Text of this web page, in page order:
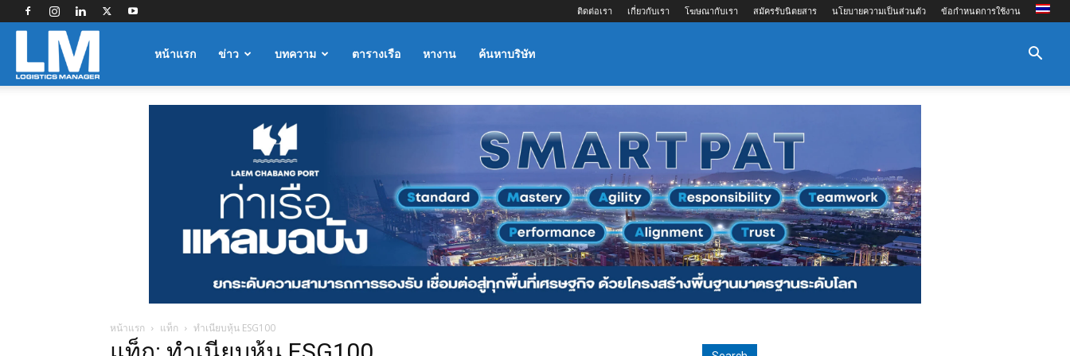
ติดต่อเรา เกี่ยวกับเรา โฆษณากับเรา สมัครรับนิตยสาร นโยบายความเป็นส่วนตัว ข้อกำหนดการใช้งาน
Logisticsหน้าแรก ข่าว บทความ ตารางเรือ หางาน ค้นหาบริษัท
หน้าแรก แท็ก ทำเนียบหุ้น ESG100